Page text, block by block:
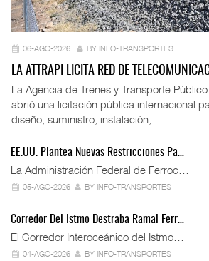
06-AGO-2026 BY INFO-TRANSPORTES
LA ATTRAPI LICITA RED DE
La Agencia de Trenes y Transporte Público
abrió una licitación pública internacional
diseño, suministro, instalación,
EE.UU. Plantea Nuevas Restricciones Pa…
La Administración Federal de Ferroc…
05-AGO-2026 BY INFO-TRANSPORTES
Corredor Del Istmo Destraba Ramal Ferr…
El Corredor Interoceánico del Istmo…
04-AGO-2026 BY INFO-TRANSPORTES